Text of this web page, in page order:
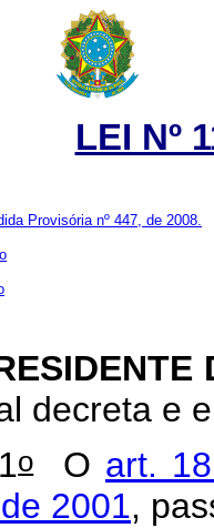
LEI Nº
Provisória nº 447, de 2008.
decreta e
oO art.
2001,